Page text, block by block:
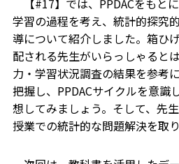
【#17】では、PPDACをもと
学習の過程を考え、統計的探究
導について紹介しました。箱ひ
配される先生がいらっしゃると
力・学習状況調査の結果を参考
把握し、PPDACサイクルを意識
想してみましょう。そして、先
授業での統計的な問題解決を取